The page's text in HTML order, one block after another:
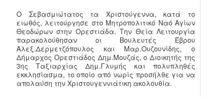
Ο Σεβασμιώτατος τα Χριστούγεννα, κατά το
ειωθός, λειτούργησε στο Μητροπολιτικό Ναό Αγίων
Θεοδώρων στην Ορεστιάδα. Την Θεία Λειτουργία
παρακολούθησαν οι Βουλευτές Έβρου
Αλεξ.Δερμετζόπουλος και Μαρ.Ουζουνίδης, ο
Δήμαρχος Ορεστιάδος Δημ.Μουζάς, ο Διοικητής της
3ης Ταξιαρχίας Δημ.Γλυμής και πολυπληθές
εκκλησίασμα, το οποίο από νωρίς προσήλθε για να
απολαύση την Χριστουγεννιάτικη ακολουθία.